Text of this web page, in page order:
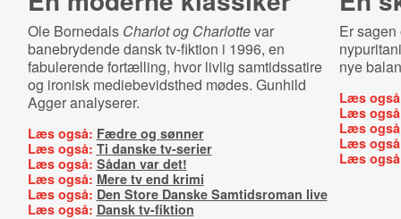
Ole Bornedals Charlot og Charlottevar
banebrydende dansk tv-fiktion i 1996, en
fabulerende fortælling, hvor livlig samtidssatire
og ironisk mediebevidsthed mødes. Gunhild
Agger analyserer.
Læs også: Fædre og sønner
Læs også: Ti danske tv-serier
Læs også: Sådan var det!
Læs også: Mere tv end krimi
Læs også: Den Store Danske Samtidsroman live
Læs også: Dansk tv-fiktion
Er
nye
Læs
Læs
Læs
Læs
Læs